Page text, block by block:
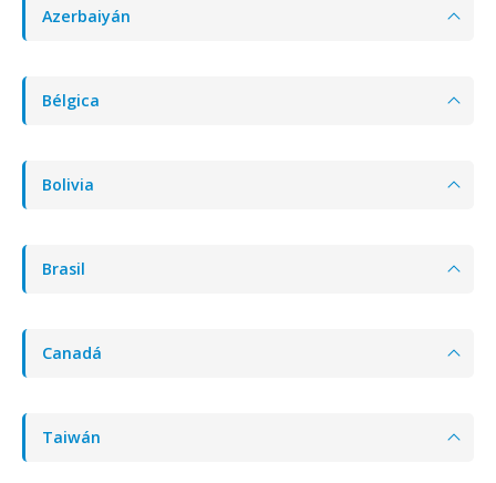
Azerbaiyán
Bélgica
Bolivia
Brasil
Canadá
Taiwán